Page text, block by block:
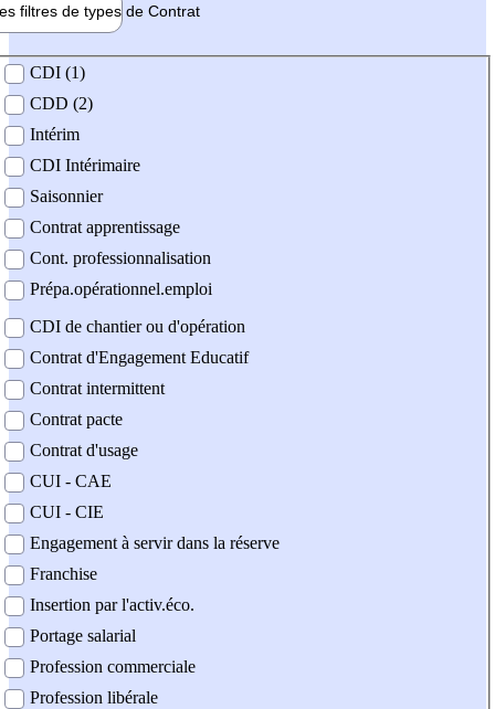
filtres de types de Contrat
contrat
CDI (1)
CDD (2)
Intérim
CDI Intérimaire
Saisonnier
Contrat apprentissage
Cont. professionnalisation
Prépa.opérationnel.emploi
CDI de chantier ou d'opération
Contrat d'Engagement Educatif
Contrat intermittent
Contrat pacte
Contrat d'usage
CUI - CAE
CUI - CIE
Engagement à servir dans la réserve
Franchise
Insertion par l'activ.éco.
Portage salarial
Profession commerciale
Profession libérale